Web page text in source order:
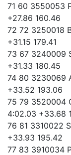
71 60 3550053
+27.86 160.46
72 72 3250018
+31.15 179.41
73 67 3240009
+31.33 180.45
74 80 3230069
+33.52 193.06
75 79 3520004
4:02.03 +33.68
76 81 3310022
+33.93 195.42
77 83 3910034